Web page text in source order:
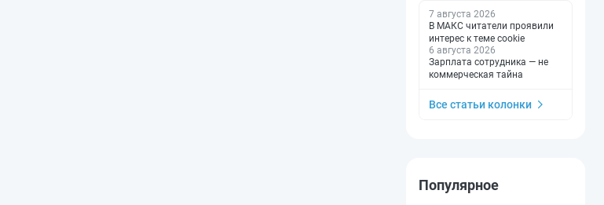
7 августа 2026
В МАКС читатели проявили
интерес к теме cookie
6 августа 2026
Зарплата сотрудника — не
коммерческая тайна
Все статьи колонки
Популярное